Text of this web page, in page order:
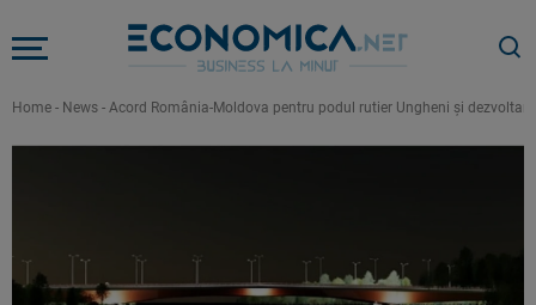
Home - News - Acord România-Moldova pentru podul rutier Ungheni şi